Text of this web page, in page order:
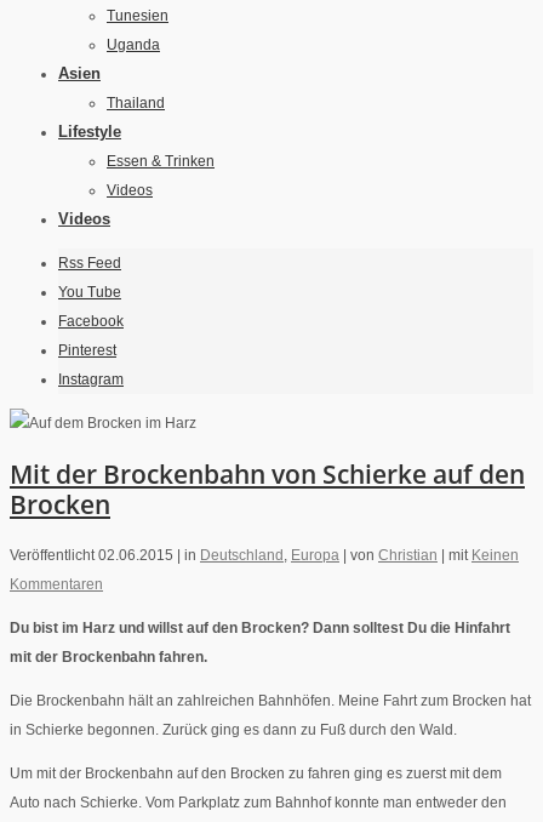
Tunesien
Uganda
Asien
Thailand
Lifestyle
Essen & Trinken
Videos
Videos
Rss Feed
You Tube
Facebook
Pinterest
Instagram
Mit der Brockenbahn von Schierke auf den
Brocken
Veröffentlicht 02.06.2015 | in Deutschland , Europa von Christian mit Keinen
Kommentaren
Du bist im Harz und willst auf den Brocken? Dann solltest Du die Hinfahrt
mit der Brockenbahn fahren.
Die Brockenbahn hält an zahlreichen Bahnhöfen. Meine Fahrt zum Brocken hat
in Schierke begonnen. Zurück ging es dann zu Fuß durch den Wald.
Um mit der Brockenbahn auf den Brocken zu fahren ging es zuerst mit dem
Auto nach Schierke. Vom Parkplatz zum Bahnhof konnte man entweder den